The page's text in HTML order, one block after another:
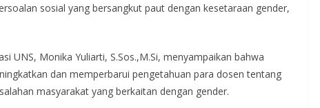
sosial yang bersangkut paut dengan kesetaraan gender,
UNS, Monika Yuliarti, S.Sos.,M.Si, menyampaikan bahwa
dan memperbarui pengetahuan para dosen tentang
masyarakat yang berkaitan dengan gender.